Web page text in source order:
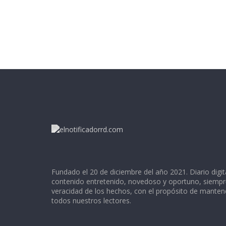
Fundado el 20 de diciembre del año 2021. Diario
contenido entretenido, novedoso y oportuno,
veracidad de los hechos, con el propósito de
todos nuestros lectores.